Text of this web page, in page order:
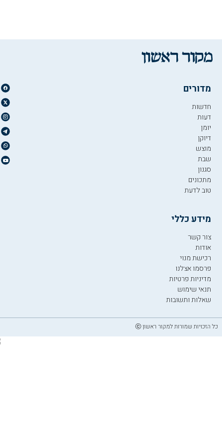
מדורים
חדשות
דעות
יומן
דיוקן
מוצש
שבת
סגנון
מתכונים
טוב לדעת
מידע כללי
צור קשר
אודות
רכישת מנוי
פרסמו אצלנו
מדיניות פרטיות
תנאי שימוש
שאלות ותשובות
כל הזכויות שמורות למקור ראשון ⓒ